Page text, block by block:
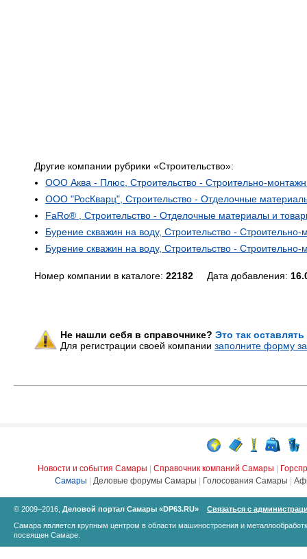
Другие компании рубрики «Строительство»:
ООО Аква - Плюс, Строительство - Строительно-
ООО "РосКварц", Строительство - Отделочные
FaRo® , Строительство - Отделочные материалы и
Бурение скважин на воду, Строительство -
Бурение скважин на воду, Строительство -
Номер компании в каталоге: 22182 Дата добавления:
Не нашли себя в справочнике? Это так
Для регистрации своей компании заполните форму
Новости и события Самары Справочник компаний Самары
Самары
Деловые форумы Самары Голосования Самары
© 2009–2016, Деловой портал Самары «DP63.RU»
Связаться с
Самара является крупным центром в области машиностроения и
посвящен Самаре.